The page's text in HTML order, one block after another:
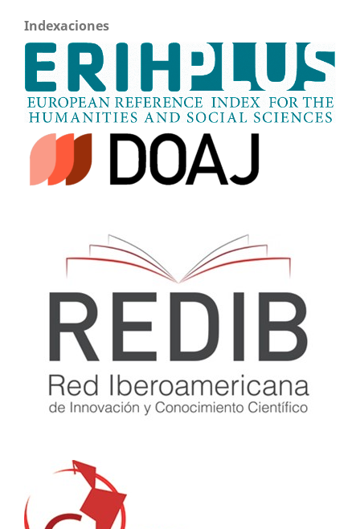
Indexaciones